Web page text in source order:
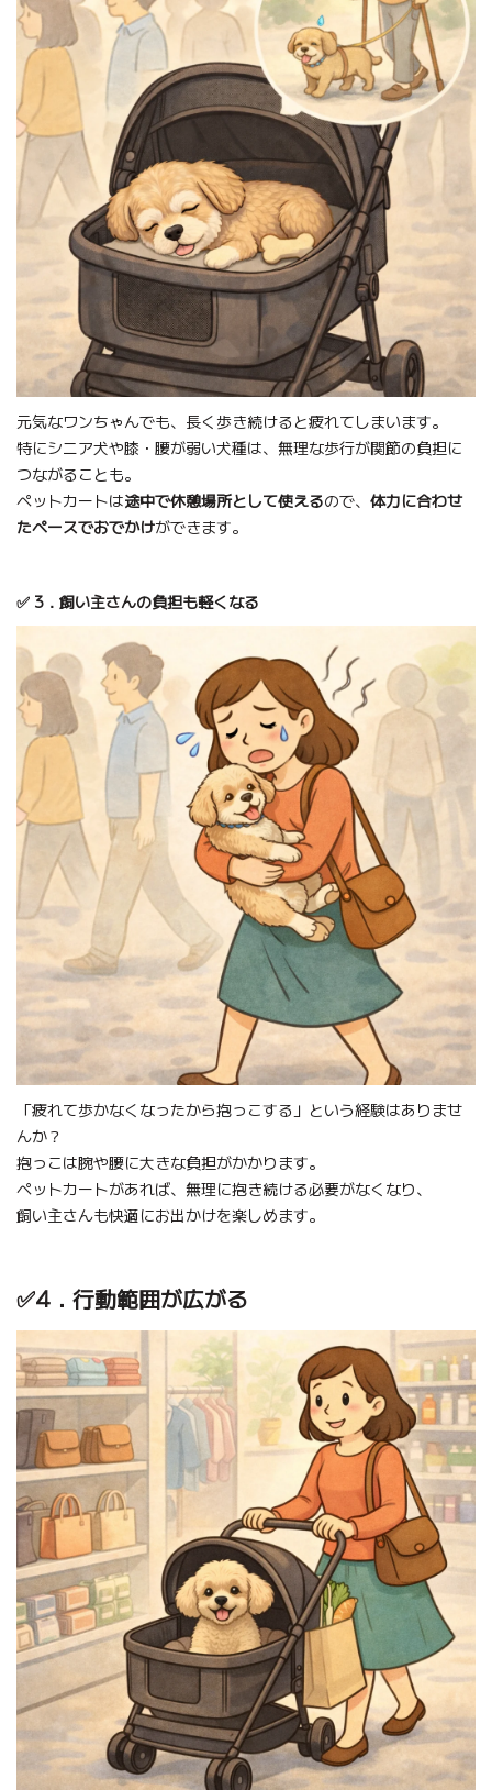
元気なワンちゃんでも、長く歩き続けると疲れてしまいます。
特にシニア犬や膝・腰が弱い犬種は、無理な歩行が関節の負担に
つながることも。
ペットカートは途中で休憩場所として使えるので、 体力に合わせ
たペースでおでかけができます。
✅ 3．飼い主さんの負担も軽くなる
「疲れて歩かなくなったから抱っこする」という経験はありませ
んか？
抱っこは腕や腰に大きな負担がかかります。
ペットカートがあれば、無理に抱き続ける必要がなくなり、
飼い主さんも快適にお出かけを楽しめます。
✅4．行動範囲が広がる